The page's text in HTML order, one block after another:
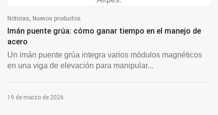
Noticias, Nuevos productos
Imán puente grúa: cómo ganar tiempo en el manejo de
acero
Un imán puente grúa integra varios módulos magnéticos
en una viga de elevación para manipular...
19 de marzo de 2026